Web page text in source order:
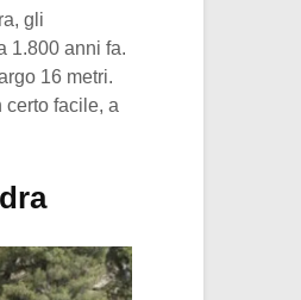
gli
1.800 anni fa.
16 metri.
certo facile, a